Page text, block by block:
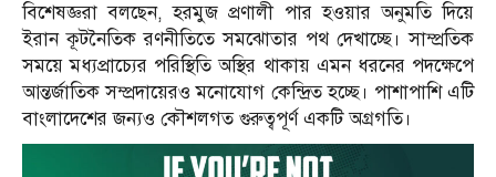
বিশেষজ্ঞরা বলছেন, হরমুজ প্রণালী পার হওয়ার অনুমতি দিয়ে
ইরান কূটনৈতিক রণনীতিতে সমঝোতার পথ দেখাচ্ছে। সাম্প্রতিক
সময়ে মধ্যপ্রাচ্যের পরিস্থিতি অস্থির থাকায় এমন ধরনের পদক্ষেপে
আন্তর্জাতিক সম্প্রদায়েরও মনোযোগ কেন্দ্রিত হচ্ছে। পাশাপাশি এটি
বাংলাদেশের জন্যও কৌশলগত গুরুত্বপূর্ণ একটি অগ্রগতি।